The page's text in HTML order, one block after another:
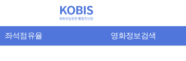
좌석점유율 영화정보검색